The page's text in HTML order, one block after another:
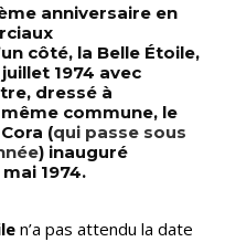
anniversaire en
côté, la Belle Étoile,
1974 avec
dressé à
commune, le
(qui passe sous
) inauguré
1974.
n’a pas attendu la date